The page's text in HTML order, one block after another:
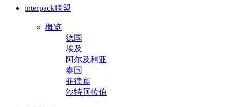
interpack联盟
概览
德国
埃及
阿尔及利亚
泰国
菲律宾
沙特阿拉伯